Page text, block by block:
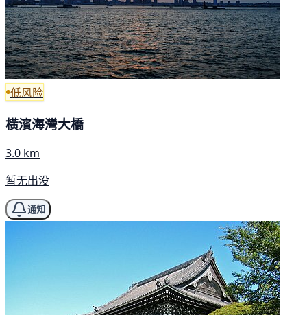
低风险
橫濱海灣大橋
3.0 km
暂无出没
通知